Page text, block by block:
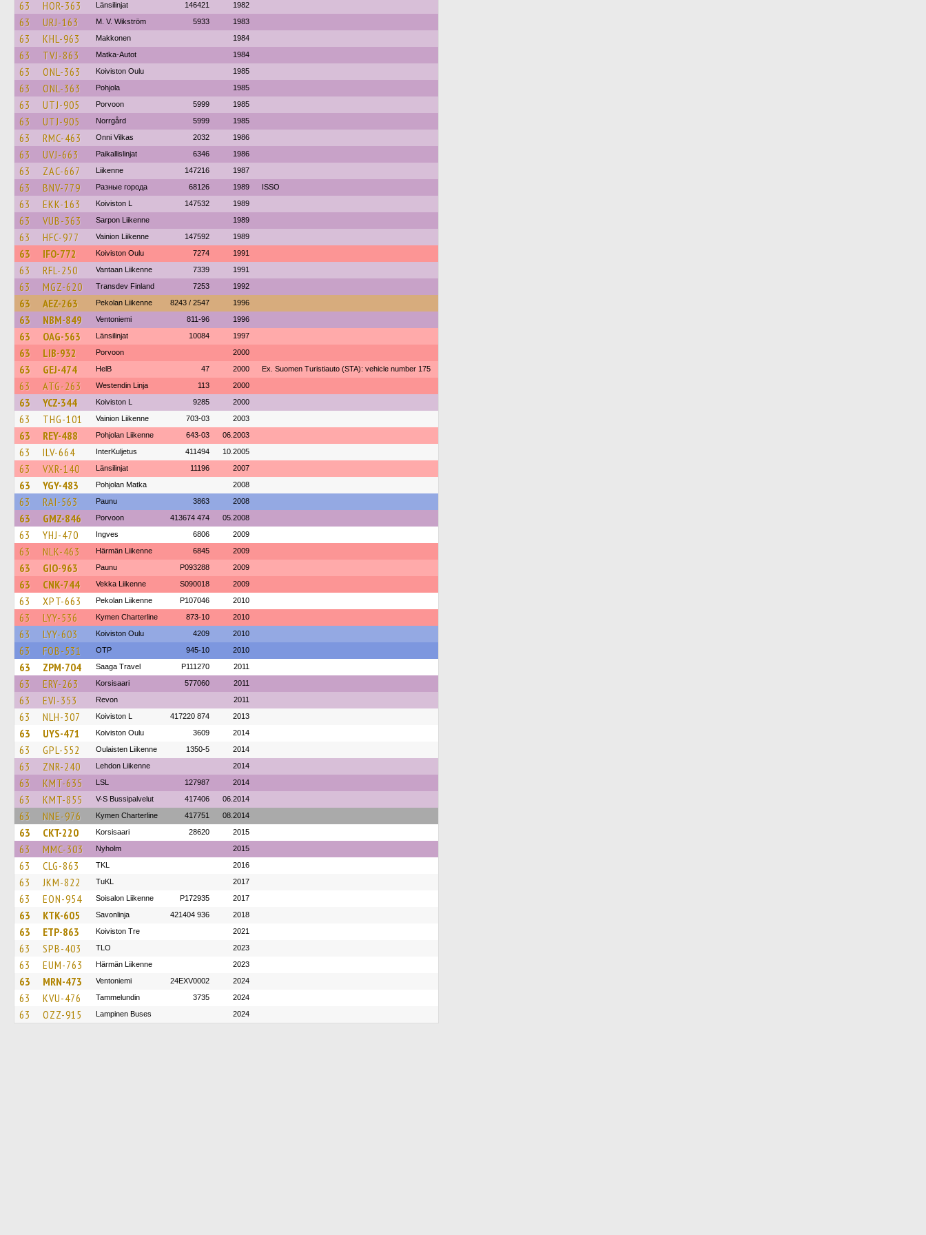
63 HOR-363 Länsilinjat 146421 1982
63 URJ-163 M. V. Wikström 5933 1983
63 KHL-963 Makkonen 1984
63 TVJ-863 Matka-Autot 1984
63 ONL-363 Koiviston Oulu 1985
63 ONL-363 Pohjola 1985
63 UTJ-905 Porvoon 5999 1985
63 UTJ-905 Norrgård 5999 1985
63 RMC-463 Onni Vilkas 2032 1986
63 UVJ-663 Paikallislinjat 6346 1986
63 ZAC-667 Liikenne 147216 1987
63 BNV-779 Разные города 68126 1989 ISSO
63 EKK-163 Koiviston L 147532 1989
63 VUB-363 Sarpon Liikenne 1989
63 HFC-977 Vainion Liikenne 147592 1989
63 IFO-772 Koiviston Oulu 7274 1991
63 RFL-250 Vantaan Liikenne 7339 1991
63 MGZ-620 Transdev Finland 7253 1992
63 AEZ-263 Pekolan Liikenne 8243 / 2547 1996
63 NBM-849 Ventoniemi 811-96 1996
63 OAG-563 Länsilinjat 10084 1997
63 LIB-932 Porvoon 2000
63 GEJ-474 HelB 47 2000 Ex. Suomen Turistiauto (STA): vehicle number 175
63 ATG-263 Westendin Linja 113 2000
63 YCZ-344 Koiviston L 9285 2000
63 THG-101 Vainion Liikenne 703-03 2003
63 REY-488 Pohjolan Liikenne 643-03 06.2003
63 ILV-664 InterKuljetus 411494 10.2005
63 VXR-140 Länsilinjat 11196 2007
63 YGY-483 Pohjolan Matka 2008
63 RAI-563 Paunu 3863 2008
63 GMZ-846 Porvoon 413674 474 05.2008
63 YHJ-470 Ingves 6806 2009
63 NLK-463 Härmän Liikenne 6845 2009
63 GIO-963 Paunu P093288 2009
63 CNK-744 Vekka Liikenne S090018 2009
63 XPT-663 Pekolan Liikenne P107046 2010
63 LYY-536 Kymen Charterline 873-10 2010
63 LYY-603 Koiviston Oulu 4209 2010
63 FOB-531 OTP 945-10 2010
63 ZPM-704 Saaga Travel P111270 2011
63 ERY-263 Korsisaari 577060 2011
63 EVI-353 Revon 2011
63 NLH-307 Koiviston L 417220 874 2013
63 UYS-471 Koiviston Oulu 3609 2014
63 GPL-552 Oulaisten Liikenne 1350-5 2014
63 ZNR-240 Lehdon Liikenne 2014
63 KMT-635 LSL 127987 2014
63 KMT-855 V-S Bussipalvelut 417406 06.2014
63 NNE-976 Kymen Charterline 417751 08.2014
63 CKT-220 Korsisaari 28620 2015
63 MMC-303 Nyholm 2015
63 CLG-863 TKL 2016
63 JKM-822 TuKL 2017
63 EON-954 Soisalon Liikenne P172935 2017
63 KTK-605 Savonlinja 421404 936 2018
63 ETP-863 Koiviston Tre 2021
63 SPB-403 TLO 2023
63 EUM-763 Härmän Liikenne 2023
63 MRN-473 Ventoniemi 24EXV0002 2024
63 KVU-476 Tammelundin 3735 2024
63 OZZ-915 Lampinen Buses 2024